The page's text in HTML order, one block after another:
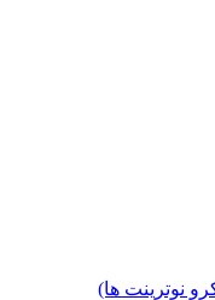
نوترینت ها)